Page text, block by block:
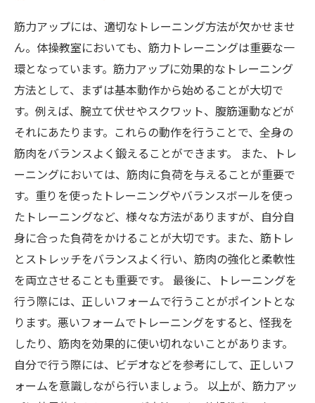
筋力アップには、適切なトレーニング方法が欠かせませ
ん。体操教室においても、筋力トレーニングは重要な一
環となっています。筋力アップに効果的なトレーニング
方法として、まずは基本動作から始めることが大切で
す。例えば、腕立て伏せやスクワット、腹筋運動などが
それにあたります。これらの動作を行うことで、全身の
筋肉をバランスよく鍛えることができます。 また、トレ
ーニングにおいては、筋肉に負荷を与えることが重要で
す。重りを使ったトレーニングやバランスボールを使っ
たトレーニングなど、様々な方法がありますが、自分自
身に合った負荷をかけることが大切です。また、筋トレ
とストレッチをバランスよく行い、筋肉の強化と柔軟性
を両立させることも重要です。 最後に、トレーニングを
行う際には、正しいフォームで行うことがポイントとな
ります。悪いフォームでトレーニングをすると、怪我を
したり、筋肉を効果的に使い切れないことがあります。
自分で行う際には、ビデオなどを参考にして、正しいフ
ォームを意識しながら行いましょう。 以上が、筋力アッ